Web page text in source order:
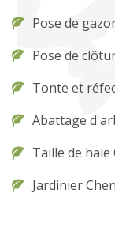
Pose de
Pose de
Tonte et
Abattage
Taille de
Jardinier